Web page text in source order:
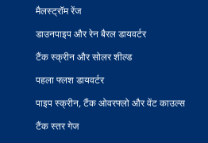
मैलस्ट्रॉम रेंज
डाउनपाइप और रेन बैरल डायवर्टर
टैंक स्क्रीन और सोलर शील्ड
पहला फ्लश डायवर्टर
पाइप स्क्रीन, टैंक ओवरफ्लो और वेंट काउल्स
टैंक स्तर गेज